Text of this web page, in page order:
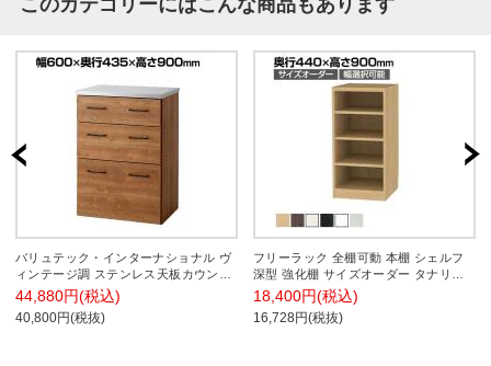
このカテゴリーにはこんな商品もあります
バリュテック・インターナショナル ヴ
ィンテージ調 ステンレス天板カウンタ
ー 清潔 水・汚れに強い 背面化粧仕上
引出しフルオープン 幅600×奥行435×高
さ900mm
44,880円(税込)
40,800円(税抜)
フリーラック 全棚可動 本棚 シェルフ
深型 強化棚 サイズオーダー タナリオ
幅350～400×奥行440×高さ900mm 白井
産業 国産
18,400円(税込)
16,728円(税抜)